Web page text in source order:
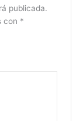
publicada.
con *